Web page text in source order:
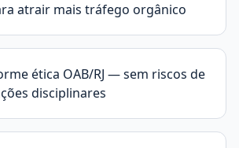
atrair mais tráfego orgânico
ética OAB/RJ — sem riscos de
disciplinares